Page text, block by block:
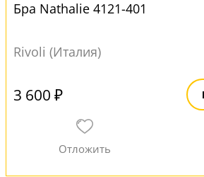
Бра Nathalie 4121-401
Rivoli (Италия)
3 600 ₽